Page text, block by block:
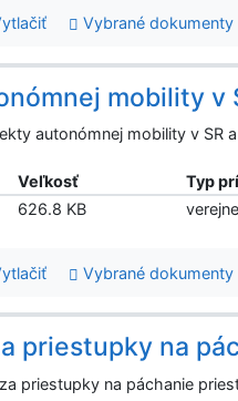
Vybrané dokumenty
mobility v
autonómnej mobility v SR
Veľkosť
Typ
626.8 KB
Vybrané dokumenty
priestupky na
priestupky na páchanie